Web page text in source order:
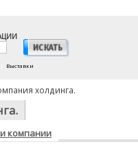
Выставки
холдинга.
компании